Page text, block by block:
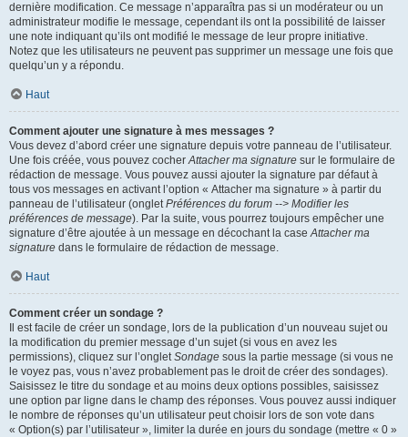
dernière modification. Ce message n’apparaîtra pas si un modérateur ou un
administrateur modifie le message, cependant ils ont la possibilité de laisser
une note indiquant qu’ils ont modifié le message de leur propre initiative.
Notez que les utilisateurs ne peuvent pas supprimer un message une fois que
quelqu’un y a répondu.
Haut
Comment ajouter une signature à mes messages ?
Vous devez d’abord créer une signature depuis votre panneau de l’utilisateur.
Une fois créée, vous pouvez cocherAttacher ma signature sur le formulaire de
rédaction de message. Vous pouvez aussi ajouter la signature par défaut à
tous vos messages en activant l’option « Attacher ma signature » à partir du
panneau de l’utilisateur (ongletPréférences du forum --> Modifier les
préférences de message). Par la suite, vous pourrez toujours empêcher une
signature d’être ajoutée à un message en décochant la caseAttacher ma
signature dans le formulaire de rédaction de message.
Haut
Comment créer un sondage ?
Il est facile de créer un sondage, lors de la publication d’un nouveau sujet ou
la modification du premier message d’un sujet (si vous en avez les
permissions), cliquez sur l’ongletSondage sous la partie message (si vous ne
le voyez pas, vous n’avez probablement pas le droit de créer des sondages).
Saisissez le titre du sondage et au moins deux options possibles, saisissez
une option par ligne dans le champ des réponses. Vous pouvez aussi indiquer
le nombre de réponses qu’un utilisateur peut choisir lors de son vote dans
« Option(s) par l’utilisateur », limiter la durée en jours du sondage (mettre « 0 »